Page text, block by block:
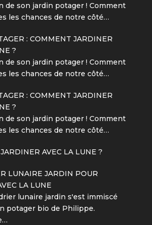
de son jardin potager ! Comment
les chances de notre côté…
: COMMENT JARDINER
?
de son jardin potager ! Comment
les chances de notre côté…
: COMMENT JARDINER
?
de son jardin potager ! Comment
les chances de notre côté…
AVEC LA LUNE ?
LUNAIRE JARDIN POUR
LA LUNE
lunaire jardin s'est immiscé
potager bio de Philippe.